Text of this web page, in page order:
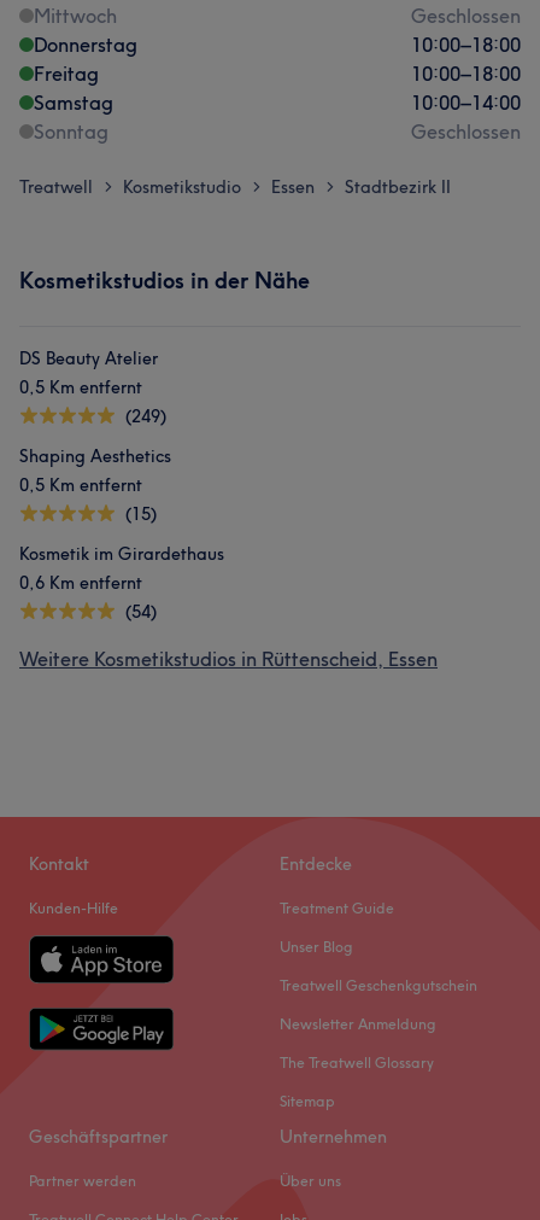
Mittwoch
Geschlossen
Donnerstag
10:00–18:00
Freitag
10:00–18:00
Samstag
10:00–14:00
Sonntag
Geschlossen
Treatwell > Kosmetikstudio > Essen > Stadtbezirk II
Kosmetikstudios in der Nähe
DS Beauty Atelier
0,5 Km entfernt
(249)
Shaping Aesthetics
0,5 Km entfernt
(15)
Kosmetik im Girardethaus
0,6 Km entfernt
(54)
Weitere Kosmetikstudios in Rüttenscheid, Essen
Kontakt
Kunden-Hilfe
Entdecke
Treatment Guide
Unser Blog
Treatwell Geschenkgutschein
Newsletter Anmeldung
The Treatwell Glossary
Sitemap
Geschäftspartner
Partner werden
Unternehmen
Über uns